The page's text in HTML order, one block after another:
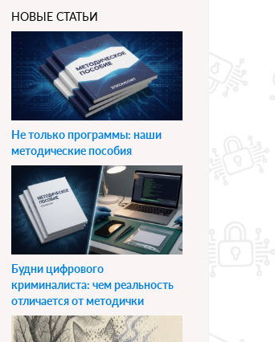
НОВЫЕ СТАТЬИ
Не только программы: наши
методические пособия
Будни цифрового
криминалиста: чем реальность
отличается от методички